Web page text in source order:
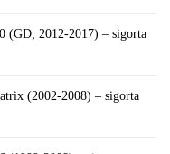
(GD; 2012-2017) – sigorta
(2002-2008) – sigorta